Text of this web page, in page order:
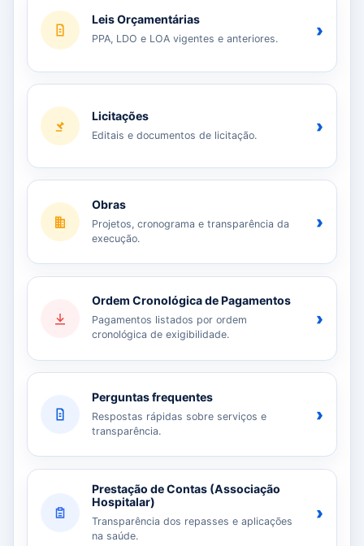
Leis Orçamentárias
PPA, LDO e LOA vigentes e anteriores. ›
Licitações
Editais e documentos de licitação. ›
Obras
Projetos, cronograma e transparência da
execução.
›
Ordem Cronológica de Pagamentos
Pagamentos listados por ordem
cronológica de exigibilidade.
›
Perguntas frequentes
Respostas rápidas sobre serviços e
transparência.
›
Prestação de Contas (Associação
Hospitalar)
Transparência dos repasses e aplicações
na saúde.
›